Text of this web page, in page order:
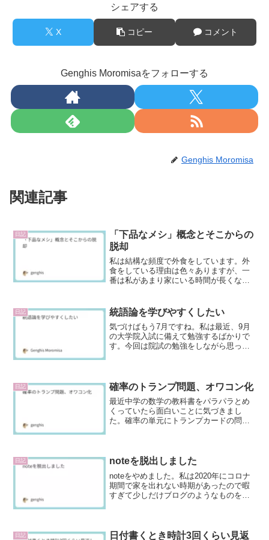
シェアする
X コピー コメント
Genghis Moromisaをフォローする
Genghis Moromisa
関連記事
日記
「下品なメシ」概念とそこからの
脱却
私は結構な頻度で外食をしています。外
食をしている理由は色々ありますが、一
番は私があまり家にいる時間が長くない
れもあまりご飯と認めたくはないもので
す。一応食事であっても、...
日記 統語論を学びやすくしたい
気づけばもう7月ですね。私は最近、9月
の大学院入試に備えて勉強するばかりで
す。今回は院試の勉強をしながら思った
私自身この分野がとても...
日記 確率のトランプ問題、オワコン化
最近中学の数学の教科書をパラパラとめ
くっていたら面白いことに気づきまし
た。確率の単元にトランプカードの問題
した。どうやらトランプがオワコンにな
ってしまったようです。
日記 noteを脱出しました
noteをやめました。私は2020年にコロナ
期間で家を出れない時期があったので暇
すぎて少しだけブログのようなものをや
うか」と考えてい...
日記 日付書くとき時計3回くらい見返